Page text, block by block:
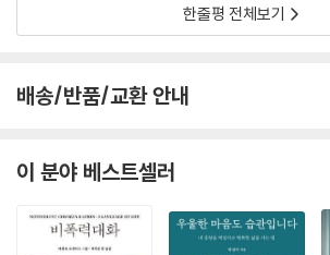
한줄평 전체보기
배송/반품/교환 안내
이 분야 베스트셀러